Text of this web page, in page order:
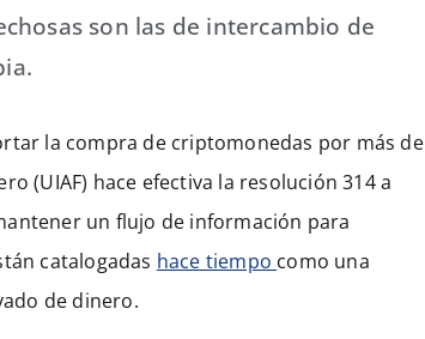
son las de intercambio de
la compra de criptomonedas por más de
(UIAF) hace efectiva la resolución 314 a
un flujo de información para
catalogadas hace tiempo como una
de dinero.